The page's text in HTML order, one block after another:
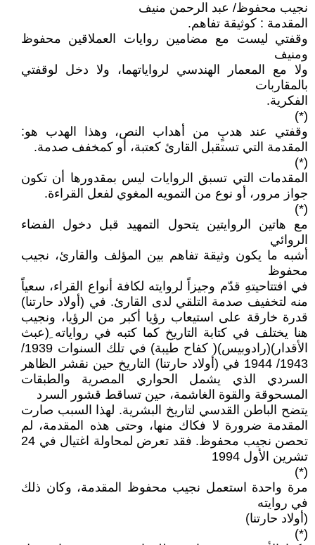
نجيب محفوظ/ عبد الرحمن منيف
المقدمة : كوثيقة تفاهم.
وقفتي ليست مع مضامين روايات العملاقين محفوظ
ومنيف
ولا مع المعمار الهندسي لرواياتهما، ولا دخل لوقفتي
بالمقاربات
الفكرية.
(*)
وقفتي عند هدبٍ من أهداب النص، وهذا الهدب هو:
المقدمة التي تستقبل القارئ كعتبة، أو كمخفف صدمة.
(*)
المقدمات التي تسبق الروايات ليس بمقدورها أن تكون
جواز مرور، أو نوع من التمويه المغوي لفعل القراءة.
(*)
مع هاتين الروايتين يتحول التمهيد قبل دخول الفضاء
الروائي
أشبه ما يكون وثيقة تفاهم بين المؤلف والقارئ، نجيب
محفوظ
في افتتاحيتهِ قدّم وجيزاً لروايته لكافة أنواع القراء، سعياً
منه لتخفيف صدمة التلقي لدى القارئ. في (أولاد حارتنا)
قدرة خارقة على استيعاب رؤيا أكبر من الرؤيا، ونجيب
هنا يختلف في كتابة التاريخ كما كتبه في رواياته ِ(عبث
الأقدار)(رادوبيس)( كفاح طيبة) في تلك السنوات 1939/
1943/ 1944 في (أولاد حارتنا) التاريخ حين نقشر الظاهر
السردي الذي يشمل الحواري المصرية والطبقات
المسحوقة والقوة الغاشمة، حين تساقط قشور السرد
يتضح الباطن القدسي لتاريخ البشرية. لهذا السبب صارت
المقدمة ضرورة لا فكاك منها، وحتى هذه المقدمة، لم
تحصن نجيب محفوظ. فقد تعرض لمحاولة اغتيال في 24
تشرين الأول 1994
(*)
مرة واحدة استعمل نجيب محفوظ المقدمة، وكان ذلك
في روايته
(أولاد حارتنا)
(*)